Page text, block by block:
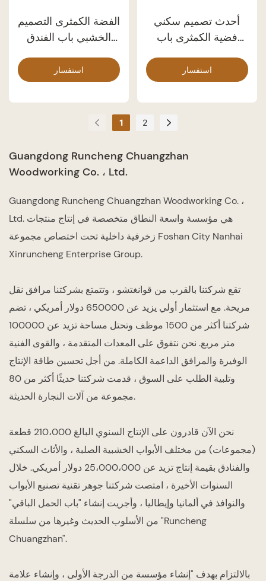
الفضة الكمثرى التصميم
الخشبي باب الفندق
استفسار
أحدث تصميم سكني
فضية الكمثرى باب
استفسار
1 2
Guangdong Runcheng Chuangzhan
Woodworking Co. ، Ltd.
Guangdong Runcheng Chuangzhan Woodworking Co. ،
Ltd. هي مؤسسة واسعة النطاق متخصصة في إنتاج منتجات
زخرفية داخلية تحت اختصاص مجموعة Foshan City Nanhai
Xinruncheng Enterprise Group.
تقع شركتنا بالقرب من قوانغتشو ، وتتمتع بشركتنا مرافق نقل
مريحة. مع استثمار أولي يزيد عن 650000 دولار أمريكي ، تضم
شركتنا أكثر من 1500 موظف وتحتل مساحة تزيد عن 100000
متر مربع. نحن نتفوق على المعدات المتقدمة ، والقوى الفنية
الوفيرة والمرافق الداعمة الكاملة. من أجل تحسين طاقة الإنتاج
وتلبية الطلب على السوق ، قدمت شركتنا حديثًا أكثر من 80
مجموعة من آلات النجارة الحديثة.
نحن الآن قادرون على الإنتاج السنوي البالغ 210،000 قطعة
(مجموعات) من مختلف الأبواب الخشبية الصلبة ، والأثاث السكني
والفنادق بقيمة إنتاج تزيد عن 25،000،000 دولار أمريكي. خلال
السنوات الأخيرة ، امتصت شركتنا جوهر تقنية تصنيع الأبواب
والنوافذ في ألمانيا وإيطاليا ، وأجريت إنشاء "باب الحمل الباقي"
من الأسلوب الحديث وغيرها من سلسلة "Runcheng
Chuangzhan".
بالالتزام بهدف "إنشاء مؤسسة من الدرجة الأولى ، وإنشاء علامة